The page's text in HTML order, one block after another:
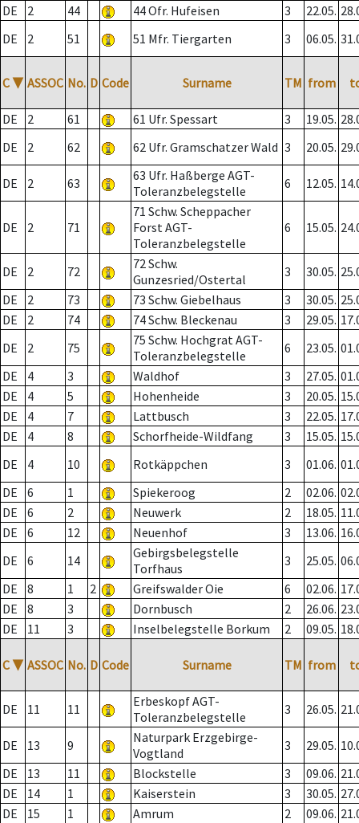
DE
2 44 44 Ofr. Hufeisen 3 22.05.
DE
2 51 51 Mfr. Tiergarten 3 06.05.
C ▼ ASSOC No. D Code Surname TM from
DE 2 61 61 Ufr. Spessart 3 19.05.
DE
2 62 62 Ufr. Gramschatzer Wald 3 20.05.
DE 2 63
63 Ufr. Haßberge AGT-
Toleranzbelegstelle
6 12.05.
DE 2 71
71 Schw. Scheppacher
Forst AGT-
Toleranzbelegstelle
6 15.05.
DE 2 72
72 Schw.
Gunzesried/Ostertal
3 30.05.
DE
2 73 73 Schw. Giebelhaus 3 30.05.
DE
2 74 74 Schw. Bleckenau 3 29.05.
DE
2 75
75 Schw. Hochgrat AGT-
Toleranzbelegstelle
6 23.05.
DE
4 3 Waldhof 3 27.05.
DE
4 5 Hohenheide 3 20.05.
DE
4 7 Lattbusch 3 22.05.
DE
4 8 Schorfheide-Wildfang 3 15.05.
DE
4 10 Rotkäppchen 3 01.06.
DE
6 1 Spiekeroog 2 02.06.
DE
6 2 Neuwerk 2 18.05.
DE
6 12 Neuenhof 3 13.06.
DE
6 14
Gebirgsbelegstelle
Torfhaus
3 25.05.
DE
8 1 2 Greifswalder Oie 6 02.06.
DE
8 3 Dornbusch 2 26.06.
DE
11 3 Inselbelegstelle Borkum 2 09.05.
C ▼ ASSOC No. D Code Surname TM from
DE 11 11
Erbeskopf AGT-
Toleranzbelegstelle
3 26.05.
DE 13 9
Naturpark Erzgebirge-
Vogtland
3 29.05.
DE
13 11 Blockstelle 3 09.06.
DE
14 1 Kaiserstein 3 30.05.
DE
15 1 Amrum 2 09.06.